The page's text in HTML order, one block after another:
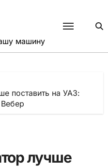
машину
поставить на УАЗ:
лучше